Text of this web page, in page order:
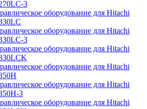
3
оборудование для Hitachi
оборудование для Hitachi
3
оборудование для Hitachi
оборудование для Hitachi
оборудование для Hitachi
3
оборудование для Hitachi